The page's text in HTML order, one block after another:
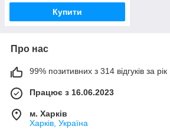
Купити
Про нас
99% позитивних з 314 відгуків за рік
Працює з 16.06.2023
м. Харків
Харків, Україна